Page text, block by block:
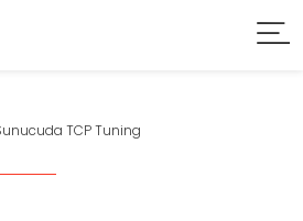
TCP Tuning